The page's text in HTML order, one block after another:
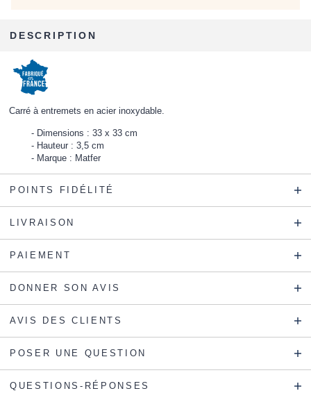
DESCRIPTION
Carré à entremets en acier inoxydable.
Dimensions : 33 x 33 cm
Hauteur : 3,5 cm
Marque : Matfer
POINTS FIDÉLITÉ
LIVRAISON
PAIEMENT
DONNER SON AVIS
AVIS DES CLIENTS
POSER UNE QUESTION
QUESTIONS-RÉPONSES